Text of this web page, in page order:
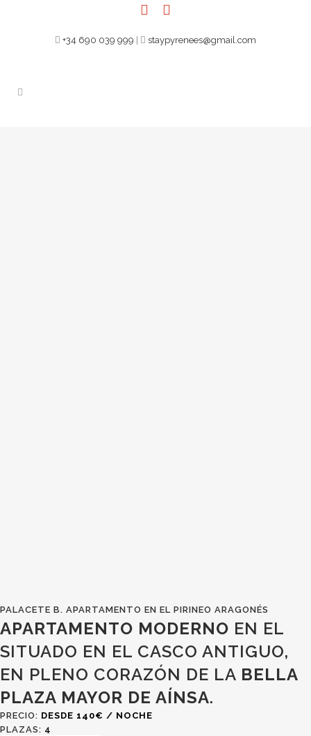
+34 690 039 999 staypyrenees@gmail.com
PALACETE B. APARTAMENTO EN EL PIRINEO ARAGONÉS
APARTAMENTO MODERNO EN EL
SITUADO EN EL CASCO ANTIGUO,
EN PLENO CORAZÓN DE LA BELLA
PLAZA MAYOR DE AÍNSA.
PRECIO: DESDE 140€ / NOCHE
PLAZAS: 4